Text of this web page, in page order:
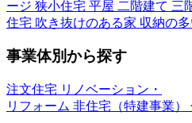
ージ 狭小住宅 平屋 二階建て 三
住宅 吹き抜けのある家 収納の
事業体別から探す
注文住宅 リノベーション・
リフォーム 非住宅（特建事業）